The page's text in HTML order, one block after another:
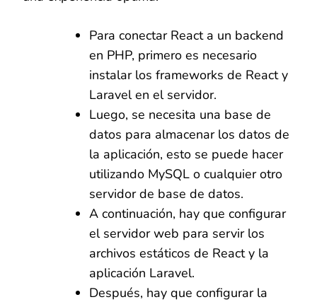
Para conectar React a un backend
en PHP, primero es necesario
instalar los frameworks de React y
Laravel en el servidor.
Luego, se necesita una base de
datos para almacenar los datos de
la aplicación, esto se puede hacer
utilizando MySQL o cualquier otro
servidor de base de datos.
A continuación, hay que configurar
el servidor web para servir los
archivos estáticos de React y la
aplicación Laravel.
Después, hay que configurar la